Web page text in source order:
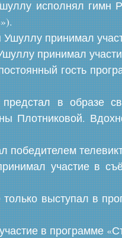
исполнял
принимал
принимал
гость
в образе
Плотниковой.
победителем
участие в
выступал в
в программе